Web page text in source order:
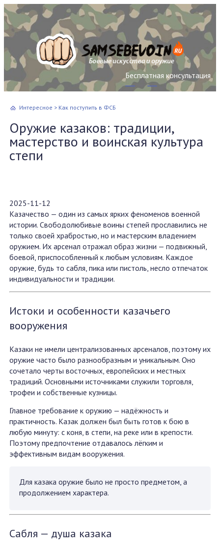
Бесплатная консультация
Интересное > Как поступить в ФСБ
Оружие казаков: традиции,
мастерство и воинская культура
степи
2025-11-12
Казачество — один из самых ярких феноменов военной
истории. Свободолюбивые воины степей прославились не
только своей храбростью, но и мастерским владением
оружием. Их арсенал отражал образ жизни — подвижный,
боевой, приспособленный к любым условиям. Каждое
оружие, будь то сабля, пика или пистоль, несло отпечаток
индивидуальности и традиции.
Истоки и особенности казачьего
вооружения
Казаки не имели централизованных арсеналов, поэтому их
оружие часто было разнообразным и уникальным. Оно
сочетало черты восточных, европейских и местных
традиций. Основными источниками служили торговля,
трофеи и собственные кузницы.
Главное требование к оружию — надёжность и
практичность. Казак должен был быть готов к бою в
любую минуту: с коня, в степи, на реке или в крепости.
Поэтому предпочтение отдавалось лёгким и
эффективным видам вооружения.
Для казака оружие было не просто предметом, а
продолжением характера.
Сабля — душа казака